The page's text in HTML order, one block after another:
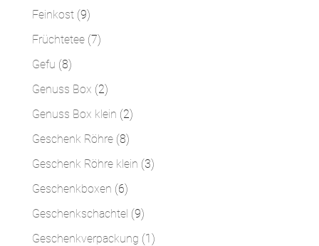
Produkte
Feinkost 99
Produkte
Früchtetee 77
Gefu 88
Produkte
Genuss Box 22
Produkte
Genuss Box klein 22
Geschenk Röhre 88
Produkte
Geschenk Röhre klein 33
Geschenkboxen 66
Produkte
Geschenkschachtel 99
Produkte
Geschenkverpackung 11